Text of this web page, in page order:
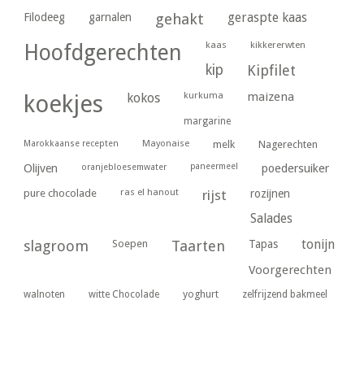
Filodeeg garnalen gehakt geraspte kaas
Hoofdgerechten kaas kikkererwten
kip Kipfilet
koekjes kokos kurkuma maizena
margarine
Marokkaanse recepten Mayonaise melk Nagerechten
Olijven oranjebloesemwater paneermeel poedersuiker
pure chocolade ras el hanout rijst rozijnen
Salades
slagroom Soepen Taarten Tapas tonijn
Voorgerechten
walnoten witte Chocolade yoghurt zelfrijzend bakmeel